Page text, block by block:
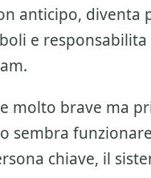
anticipo, diventa
e responsabilita
molto brave ma
sembra
chiave, il